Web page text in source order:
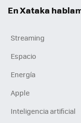
En Xataka
Streaming
Espacio
Energía
Apple
Inteligencia artificial